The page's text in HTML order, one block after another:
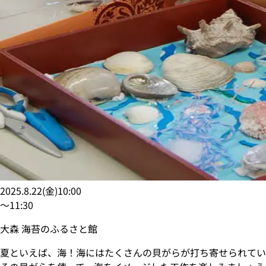
2025.8.22(金)10:00
〜11:30
大森 海苔のふるさと館
夏といえば、海！海にはたくさんの貝がらが打ち寄せられて